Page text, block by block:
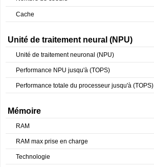
Cache
Unité de traitement neural (NPU)
Unité de traitement neuronal (NPU)
Performance NPU jusqu'à (TOPS)
Performance totale du processeur jusqu'à (TOPS)
Mémoire
RAM
RAM max prise en charge
Technologie